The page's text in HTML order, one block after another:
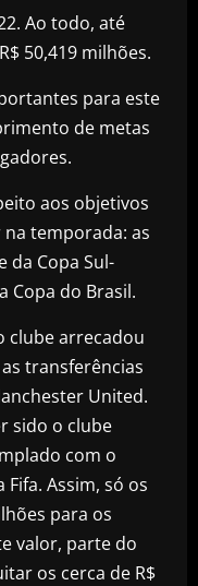
Ao todo, até
50,419 milhões.
para este
de metas
aos objetivos
temporada: as
da Copa Sul-
Copa do Brasil.
clube arrecadou
transferências
United.
sido o clube
com o
Assim, só os
para os
valor, parte do
os cerca de R$